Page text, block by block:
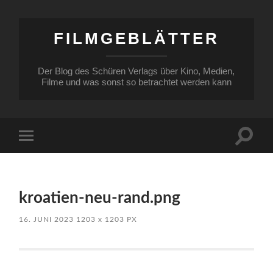
FILMGEBLÄTTER
Der Blog des Schüren Verlags über Kino, Medien,
Filme und was sonst so betrachtet werden kann
Menü
kroatien-neu-rand.png
16. JUNI 2023 1203x 1203 PX